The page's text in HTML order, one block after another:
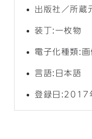
出版社／所蔵
装丁:一枚物
電子化種類:画
言語:日本語
登録日:2017